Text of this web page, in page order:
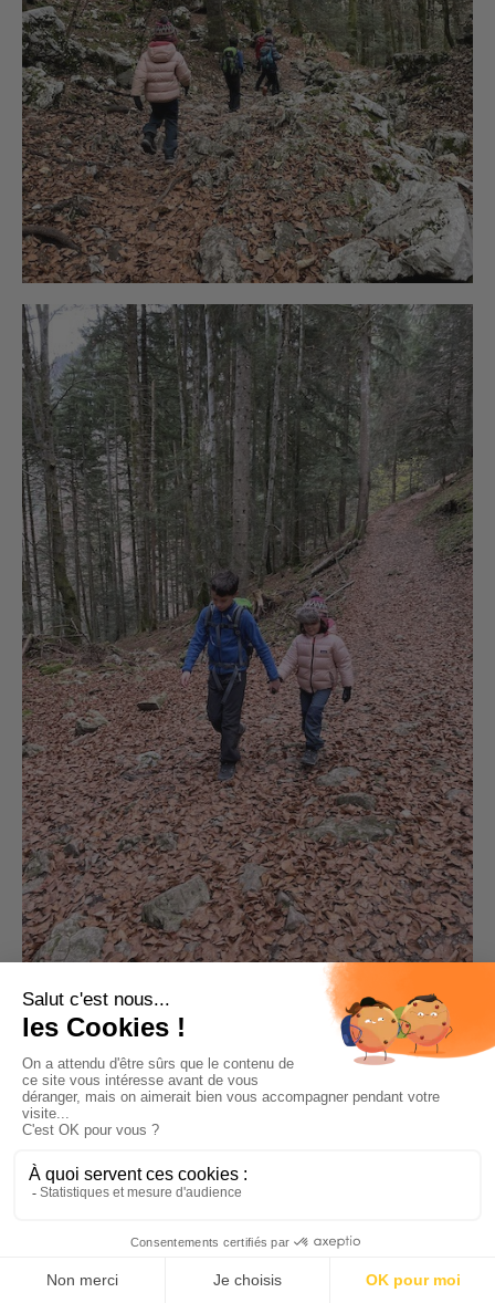
Retour vers le parking
Pour aller plus loin: l’accès aux sources du Guiersse fait par
le dessus de la Grande Cascade.Vigilance, car le retour
proposé par le Pas Ruat est difficile et glissant. La variante
avec accès à la Grotte fait
environ 4km au total et environ
300m de dénivelé . Retrouvez l’itinéraire
HEY, SI ON ÉQUIPAIT VOS
amourles produits utiles à vos aventures en famille.Nous les